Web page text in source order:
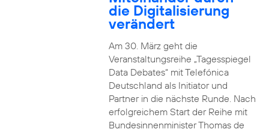
die Digitalisierung
verändert
Am 30. März geht die
Veranstaltungsreihe „Tagesspiegel
Data Debates“ mit Telefónica
Deutschland als Initiator und
Partner in die nächste Runde. Nach
erfolgreichem Start der Reihe mit
Bundesinnenminister Thomas de